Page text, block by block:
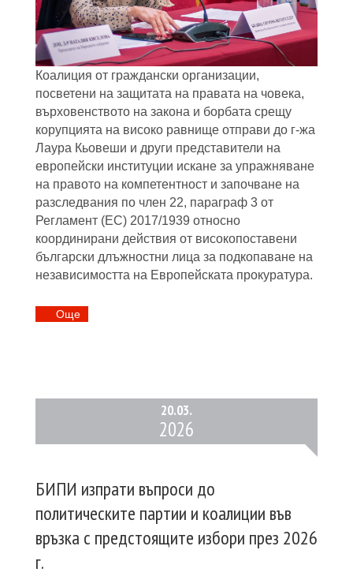
Коалиция от граждански организации,
посветени на защитата на правата на човека,
върховенството на закона и борбата срещу
корупцията на високо равнище отправи до г-жа
Лаура Кьовеши и други представители на
европейски институции искане за упражняване
на правото на компетентност и започване на
разследвания по член 22, параграф 3 от
Регламент (ЕС) 2017/1939 относно
координирани действия от високопоставени
български длъжностни лица за подкопаване на
независимостта на Европейската прокуратура.
Oще
20.03.
2026
БИПИ изпрати въпроси до
политическите партии и коалиции във
връзка с предстоящите избори през 2026
г.